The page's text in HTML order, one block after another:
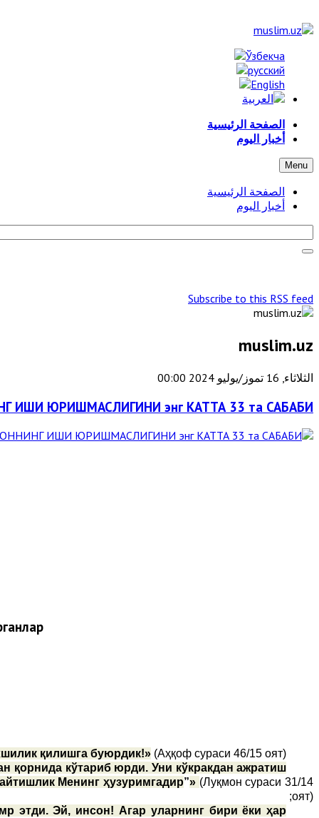
الصفحة الرئيسية
أخبار اليوم
Menu
الصفحة الرئيسية
أخبار اليوم
Subscribe to this RSS feed
muslim.uz
الثلاثاء, 16 تموز/يوليو 2024 00:00
ИШИ ЮРИШМАСЛИГИНИ энг КАТТА 33 та САБАБИ
қилишга буюрдик!» (Аҳқоф сураси 46/15 оят);
қорнида кўтариб юрди. Уни кўкракдан ажратиш
Менинг ҳузуримгадир”» (Луқмон сураси 31/14
оят);
этди. Эй, инсон! Агар уларнинг бири ёки ҳар